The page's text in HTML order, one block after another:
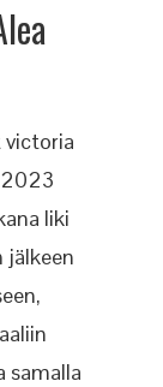
liki
jälkeen
samalla